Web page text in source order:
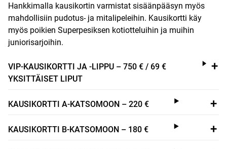
Hankkimalla kausikortin varmistat sisäänpääsyn myös
mahdollisiin pudotus- ja mitalipeleihin. Kausikortti käy
myös poikien Superpesiksen kotiotteluihin ja muihin
juniorisarjoihin.
VIP-KAUSIKORTTI JA -LIPPU – 750 € / 69 €
YKSITTÄISET LIPUT
KAUSIKORTTI A-KATSOMOON – 220 €
KAUSIKORTTI B-KATSOMOON – 180 €